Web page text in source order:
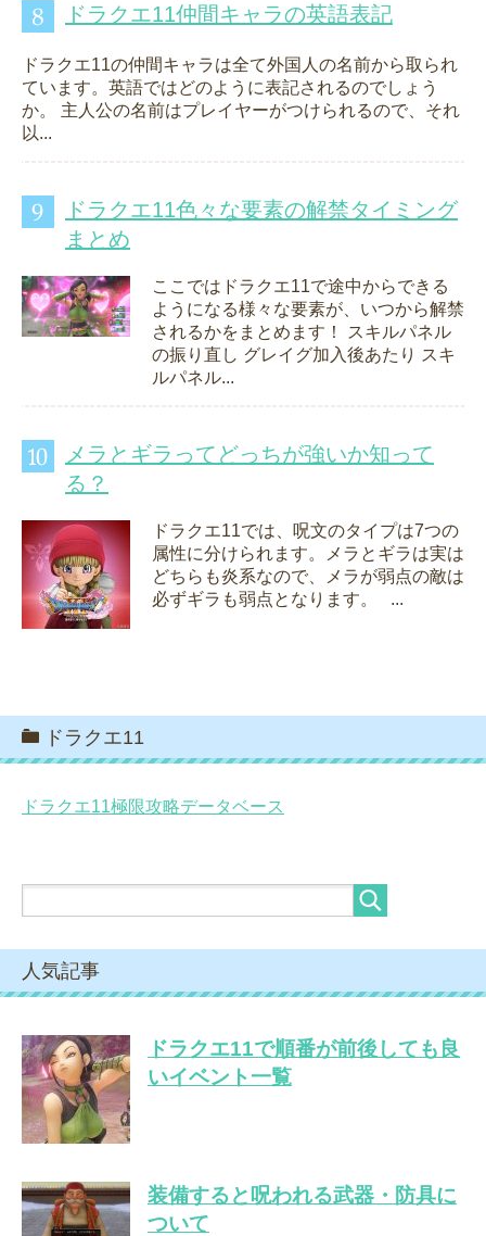
ドラクエ11仲間キャラの英語表記
ドラクエ11の仲間キャラは全て外国人の名前から取られ
ています。英語ではどのように表記されるのでしょう
か。 主人公の名前はプレイヤーがつけられるので、それ
以...
ドラクエ11色々な要素の解禁タイミング
まとめ
ここではドラクエ11で途中からできる
ようになる様々な要素が、いつから解禁
されるかをまとめます！ スキルパネル
の振り直し グレイグ加入後あたり スキ
ルパネル...
メラとギラってどっちが強いか知って
る？
ドラクエ11では、呪文のタイプは7つの
属性に分けられます。メラとギラは実は
どちらも炎系なので、メラが弱点の敵は
必ずギラも弱点となります。 ...
ドラクエ11
ドラクエ11極限攻略データベース
人気記事
ドラクエ11で順番が前後しても良
いイベント一覧
装備すると呪われる武器・防具に
ついて